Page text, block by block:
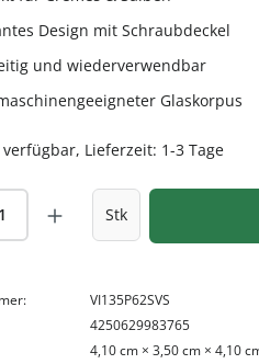
Design mit Schraubdeckel
und wiederverwendbar
Glaskorpus
Lieferzeit: 1-3 Tage
Anzahl: Gib den
Stk
VI135P62SVS
4250629983765
4,10 cm × 3,50 cm × 4,10